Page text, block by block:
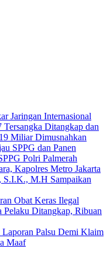
Jaringan Internasional
Ditangkap dan
Miliar Dimusnahkan
SPPG dan Panen
Polri Palmerah
Kapolres Metro Jakarta
S.I.K., M.H Sampaikan
Obat Keras Ilegal
Ditangkap, Ribuan
Palsu Demi Klaim
Maaf